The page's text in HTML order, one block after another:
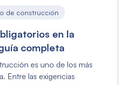
de construcción
en la
completa
es uno de los más
Entre las exigencias